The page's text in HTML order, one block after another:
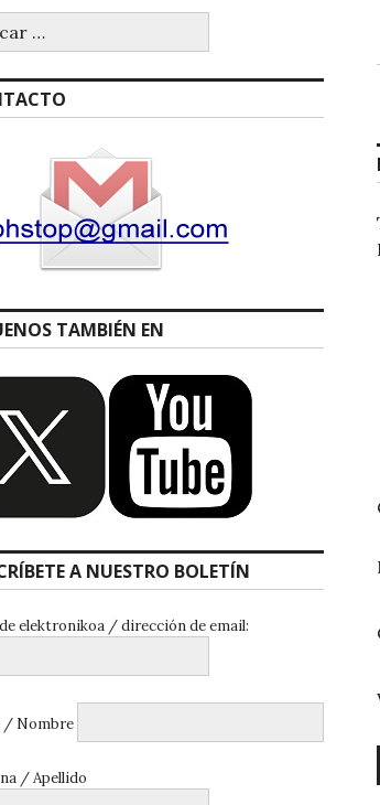
TAMBIÉN EN
A NUESTRO BOLETÍN
elektronikoa / dirección de email:
/ Nombre
/ Apellido